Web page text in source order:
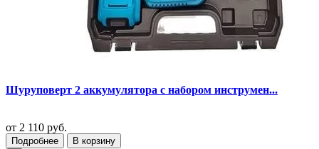
Шуруповерт 2 аккумулятора с набором инструмен...
от 2 110 руб.
Подробнее
В корзину